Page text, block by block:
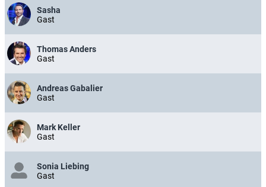
Sasha
Gast
Thomas Anders
Gast
Andreas Gabalier
Gast
Mark Keller
Gast
Sonia Liebing
Gast